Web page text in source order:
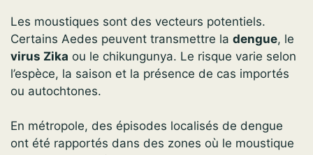
Les moustiques sont des vecteurs potentiels.
Certains Aedes peuvent transmettre la dengue, le
virus Zika ou le chikungunya. Le risque varie selon
l’espèce, la saison et la présence de cas importés
ou autochtones.
En métropole, des épisodes localisés de dengue
ont été rapportés dans des zones où le moustique